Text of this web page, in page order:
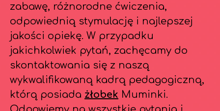
zabawę, różnorodne ćwiczenia,
odpowiednią stymulację i najlepszej
jakości opiekę. W przypadku
jakichkolwiek pytań, zachęcamy do
skontaktowania się z naszą
wykwalifikowaną kadrą pedagogiczną,
którą posiada żłobek Muminki.